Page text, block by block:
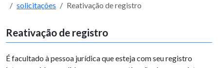
solicitações Reativação de registro
Reativação de registro
É facultado à pessoa jurídica que esteja com seu registro